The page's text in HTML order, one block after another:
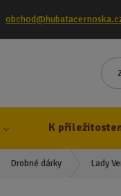
K
Drobné dárky Lady